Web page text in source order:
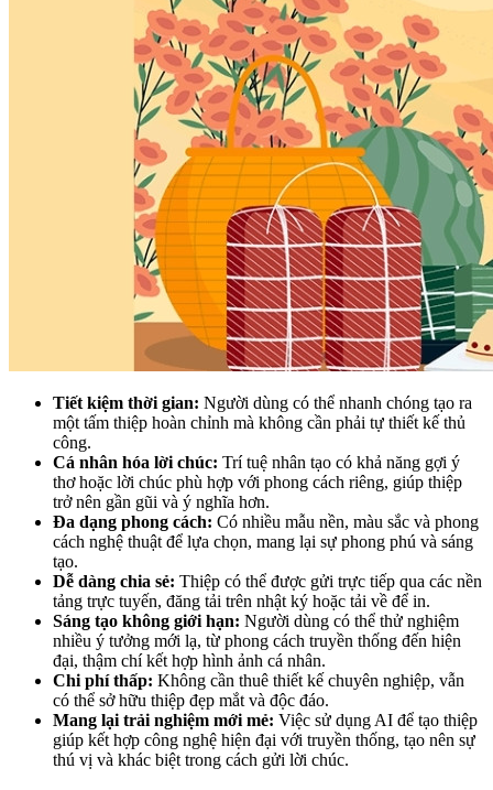
Tiết kiệm thời gian: Người dùng có thể nhanh chóng tạo ra
một tấm thiệp hoàn chỉnh mà không cần phải tự thiết kế thủ
công.
Cá nhân hóa lời chúc: Trí tuệ nhân tạo có khả năng gợi ý
thơ hoặc lời chúc phù hợp với phong cách riêng, giúp thiệp
trở nên gần gũi và ý nghĩa hơn.
Đa dạng phong cách: Có nhiều mẫu nền, màu sắc và phong
cách nghệ thuật để lựa chọn, mang lại sự phong phú và sáng
tạo.
Dễ dàng chia sẻ: Thiệp có thể được gửi trực tiếp qua các nền
tảng trực tuyến, đăng tải trên nhật ký hoặc tải về để in.
Sáng tạo không giới hạn: Người dùng có thể thử nghiệm
nhiều ý tưởng mới lạ, từ phong cách truyền thống đến hiện
đại, thậm chí kết hợp hình ảnh cá nhân.
Chi phí thấp: Không cần thuê thiết kế chuyên nghiệp, vẫn
có thể sở hữu thiệp đẹp mắt và độc đáo.
Mang lại trải nghiệm mới mẻ: Việc sử dụng AI để tạo thiệp
giúp kết hợp công nghệ hiện đại với truyền thống, tạo nên sự
thú vị và khác biệt trong cách gửi lời chúc.